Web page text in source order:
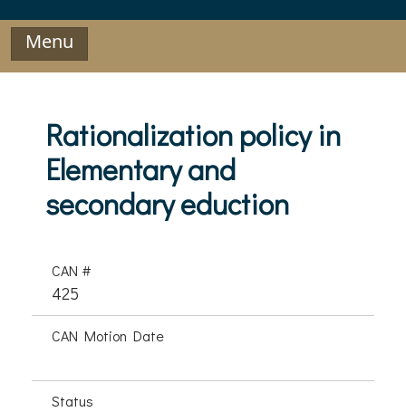
Menu
Rationalization policy in
Elementary and
secondary eduction
CAN #
425
CAN Motion Date
Status